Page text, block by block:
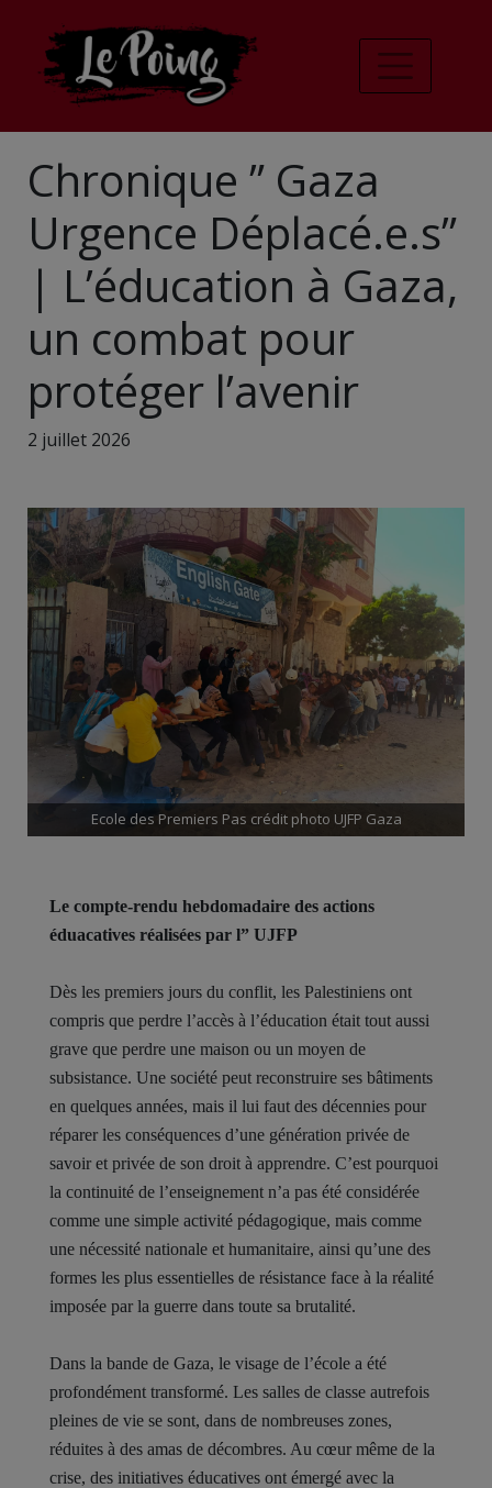
Chronique ” Gaza
Urgence Déplacé.e.s”
| L’éducation à Gaza,
un combat pour
protéger l’avenir
2 juillet 2026
Ecole des Premiers Pas crédit photo UJFP Gaza
Le compte-rendu hebdomadaire des actions
éduacatives réalisées par l” UJFP
Dès les premiers jours du conflit, les Palestiniens ont
compris que perdre l’accès à l’éducation était tout aussi
grave que perdre une maison ou un moyen de
subsistance. Une société peut reconstruire ses bâtiments
en quelques années, mais il lui faut des décennies pour
réparer les conséquences d’une génération privée de
savoir et privée de son droit à apprendre. C’est pourquoi
la continuité de l’enseignement n’a pas été considérée
comme une simple activité pédagogique, mais comme
une nécessité nationale et humanitaire, ainsi qu’une des
formes les plus essentielles de résistance face à la réalité
imposée par la guerre dans toute sa brutalité.
Dans la bande de Gaza, le visage de l’école a été
profondément transformé. Les salles de classe autrefois
pleines de vie se sont, dans de nombreuses zones,
réduites à des amas de décombres. Au cœur même de la
crise, des initiatives éducatives ont émergé avec la